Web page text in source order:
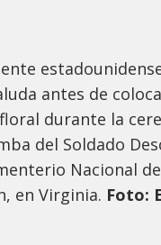
antes de
durante la
del Soldado
Nacional de
en Virginia. Foto: